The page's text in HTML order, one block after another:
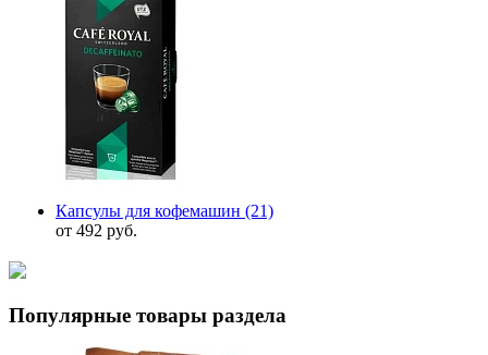
Капсулы для кофемашин (21)
от 492 руб.
Популярные товары раздела